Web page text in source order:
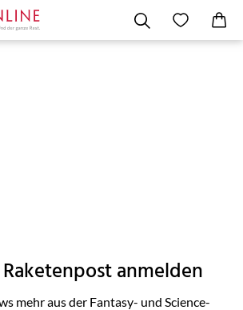
anmelden
mehr aus der Fantasy- und Science-